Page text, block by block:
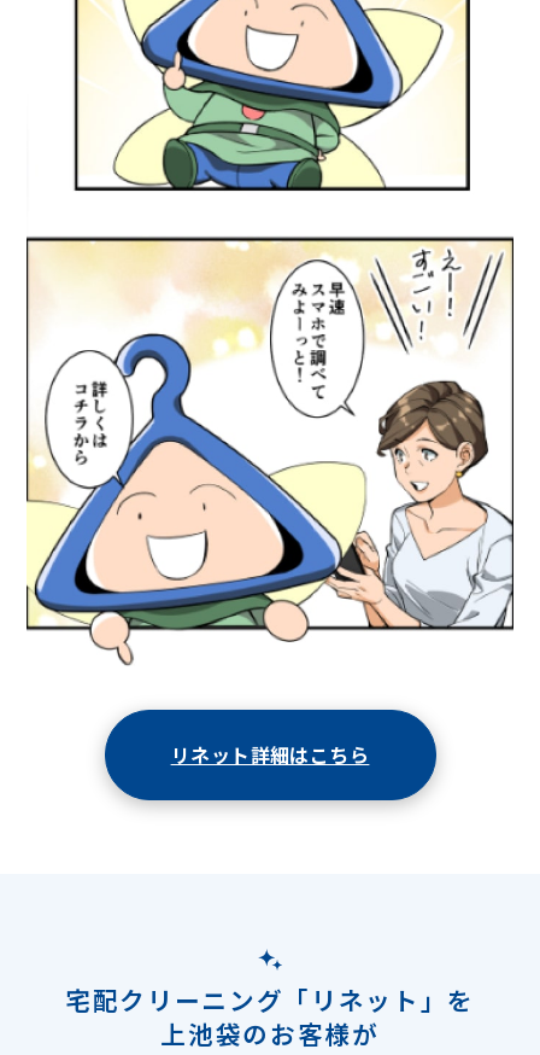
リネット詳細はこちら
宅配クリーニング「リネット」を
上池袋のお客様が